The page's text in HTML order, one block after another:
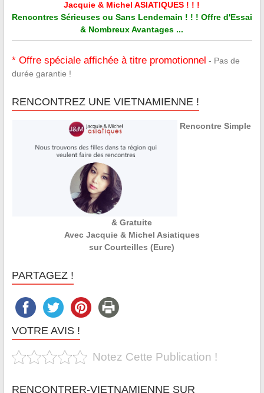
Jacquie & Michel ASIATIQUES ! ! !
Rencontres Sérieuses ou Sans Lendemain ! ! ! Offre d'Essai
& Nombreux Avantages ...
* Offre spéciale affichée à titre promotionnel - Pas de
durée garantie !
RENCONTREZ UNE VIETNAMIENNE !
Rencontre Simple
& Gratuite
Avec Jacquie & Michel Asiatiques
sur Courteilles (Eure)
PARTAGEZ !
VOTRE AVIS !
Notez Cette Publication !
RENCONTRER-VIETNAMIENNE SUR